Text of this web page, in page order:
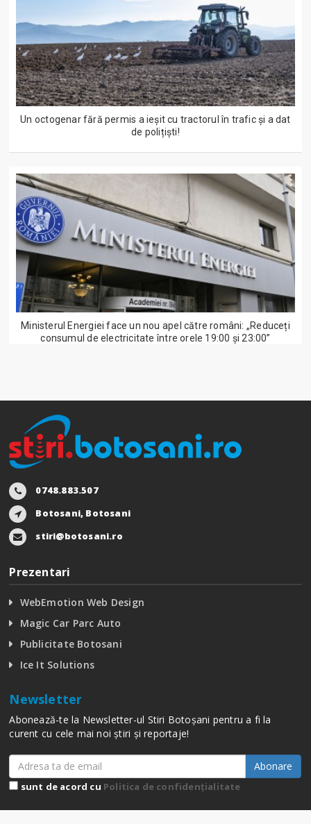
Un octogenar fără permis a ieșit cu tractorul în trafic și a dat
de polițiști!
Ministerul Energiei face un nou apel către români: „Reduceți
consumul de electricitate între orele 19:00 și 23:00”
0748.883.507
Botosani, Botosani
stiri@botosani.ro
Prezentari
WebEmotion Web Design
Magic Car Parc Auto
Publicitate Botosani
Ice It Solutions
Newsletter
Abonează-te la Newsletter-ul Stiri Botoșani pentru a fi la
curent cu cele mai noi știri și reportaje!
Abonare
sunt de acord cu Politica de confidențialitate